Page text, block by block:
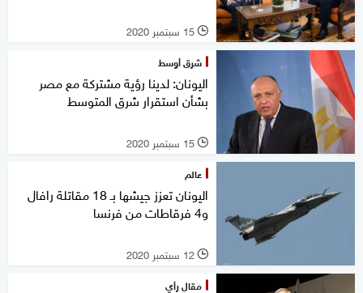
l 15 سبتمبر 2020
شرق أوسط
اليونان: لدينا رؤية مشتركة مع مصر
بشأن استقرار شرق المتوسط
l 15 سبتمبر 2020
عالم
اليونان تعزز جيشها بـ 18 مقاتلة رافال
و4 فرقاطات من فرنسا
l 12 سبتمبر 2020
مقال رأي